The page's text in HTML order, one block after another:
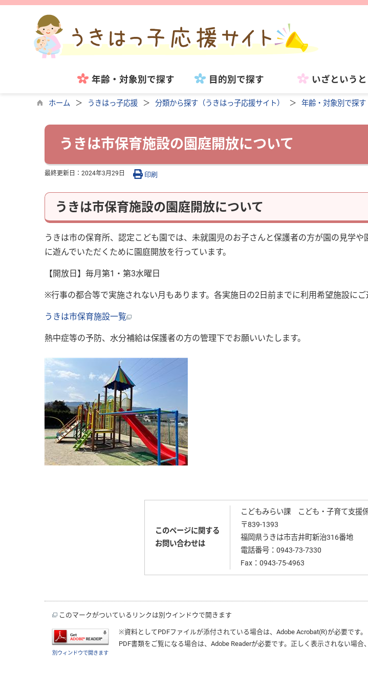
年齢・対象別で探す 目的別で探す いざという
ホーム うきはっ子応援 分類から探す（うきはっ子応援サイト） 年齢・対象別で探す
うきは市保育施設の園庭開放について
最終更新日： 2024年3月29日 印刷
うきは市保育施設の園庭開放について
うきは市の保育所、認定こども園では、未就園児のお子さんと保護者の方が園の見学
に遊んでいただくために園庭開放を行っています。
【開放日】毎月第1・第3水曜日
※行事の都合等で実施されない月もあります。各実施日の2日前までに利用希望施設にご
うきは市保育施設一覧
熱中症等の予防、水分補給は保護者の方の管理下でお願いいたします。
このページに関する
お問い合わせは
こどもみらい課 こども・子育て支援
〒839-1393
福岡県うきは市吉井町新治316番地
電話番号： 0943-73-7330
Fax：0943-75-4963
このマークがついているリンクは別ウインドウで開きます
別ウィンドウで開きます
※資料としてPDFファイルが添付されている場合は、 Adobe Acrobat(R)が必要です。
PDF書類をご覧になる場合は、 Adobe Readerが必要です。正しく表示されない場合